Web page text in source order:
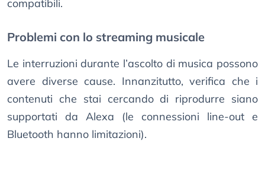
compatibili.
Problemi con lo streaming musicale
Le interruzioni durante l’ascolto di musica possono
avere diverse cause. Innanzitutto, verifica che i
contenuti che stai cercando di riprodurre siano
supportati da Alexa (le connessioni line-out e
Bluetooth hanno limitazioni).